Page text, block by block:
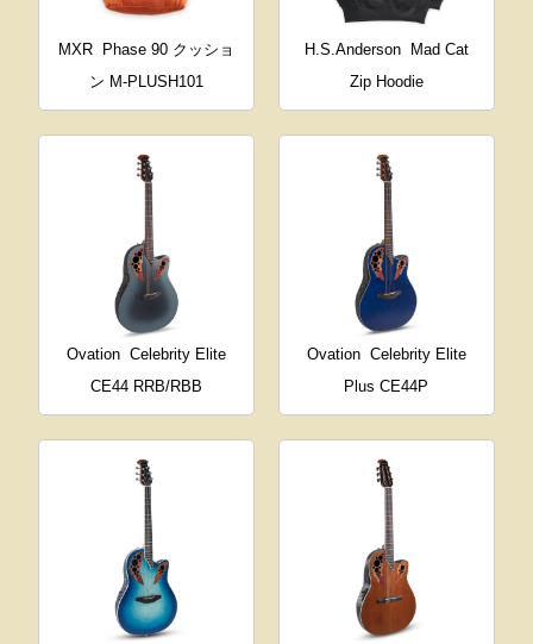
MXR
Phase 90 クッショ
ン M-PLUSH101
H.S.Anderson
Mad Cat
Zip Hoodie
Ovation Celebrity Elite
CE44 RRB/RBB
Ovation Celebrity Elite
Plus CE44P